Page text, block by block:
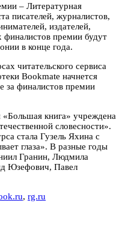
– Литературная
писателей, журналистов,
издателей,
премии будут
в конце года.
читательского сервиса
Bookmate начнется
за финалистов премии
книга» учреждена
словесности».
стала Гузель Яхина с
глаза». В разные годы
Гранин, Людмила
Юзефович, Павел
, rg.ru